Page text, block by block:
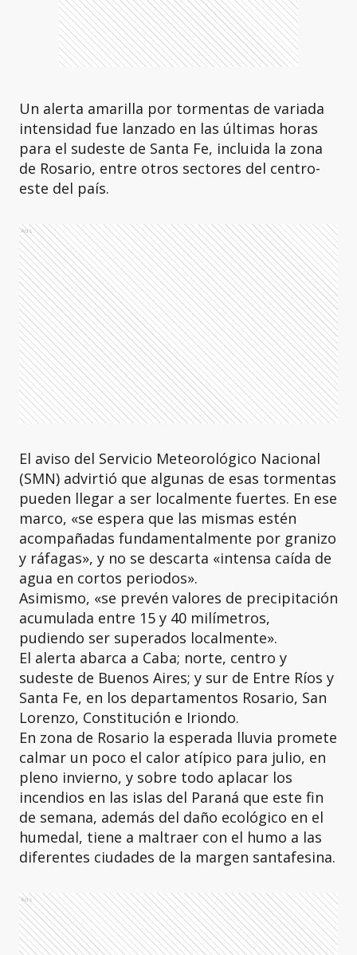
Un alerta amarilla por tormentas de variada
intensidad fue lanzado en las últimas horas
para el sudeste de Santa Fe, incluida la zona
de Rosario, entre otros sectores del centro-
este del país.
Ads
El aviso del Servicio Meteorológico Nacional
(SMN) advirtió que algunas de esas tormentas
pueden llegar a ser localmente fuertes. En ese
marco, «se espera que las mismas estén
acompañadas fundamentalmente por granizo
y ráfagas», y no se descarta «intensa caída de
agua en cortos periodos».
Asimismo, «se prevén valores de precipitación
acumulada entre 15 y 40 milímetros,
pudiendo ser superados localmente».
El alerta abarca a Caba; norte, centro y
sudeste de Buenos Aires; y sur de Entre Ríos y
Santa Fe, en los departamentos Rosario, San
Lorenzo, Constitución e Iriondo.
En zona de Rosario la esperada lluvia promete
calmar un poco el calor atípico para julio, en
pleno invierno, y sobre todo aplacar los
incendios en las islas del Paraná que este fin
de semana, además del daño ecológico en el
humedal, tiene a maltraer con el humo a las
diferentes ciudades de la margen santafesina.
Ads